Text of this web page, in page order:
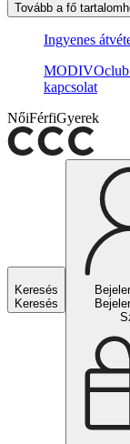
Tovább a fő
Ingyenes
MODIVOclub
kapcsolat
NőiFérfiGyerek
Keresés
Keresés